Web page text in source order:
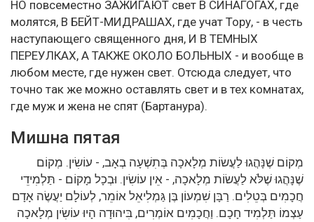
НО повсеместно ЗАЖИГАЮТ свет В СИНАГОГАХ, где
молятся, В БЕЙТ-МИДРАШАХ, где учат Тору, - в честь
наступающего священного дня, И В ТЕМНЫХ
ПЕРЕУЛКАХ, А ТАКЖЕ ОКОЛО БОЛЬНЫХ - и вообще в
любом месте, где нужен свет. Отсюда следует, что
точно так же можно оставлять свет и в тех комнатах,
где муж и жена не спят (Бартанура).
Мишна пятая
מְקוֹם שֶׁנָּהֲגוּ לַעֲשׂוֹת מְלָאכָה בְּתִשְׁעָה בְאָב, - עוֹשִׂין. מְקוֹם
שֶׁנָּהֲגוּ שֶׁלֹּא לַעֲשׂוֹת מְלָאכָה, - אֵין עוֹשִׂין. וּבְכָל מָקוֹם - תַּלְמִידֵי
חֲכָמִים בְּטֵלִים. רַבָּן שִׁמְעוֹן בֶּן גַּמְלִיאֵל אוֹמֵר, לְעוֹלָם יַעֲשֶׂה אָדָם
עַצְמוֹ תַּלְמִיד חָכָם. וַחֲכָמִים אוֹמְרִים, בִּיהוּדָה הָיוּ עוֹשִׂין מְלָאכָה